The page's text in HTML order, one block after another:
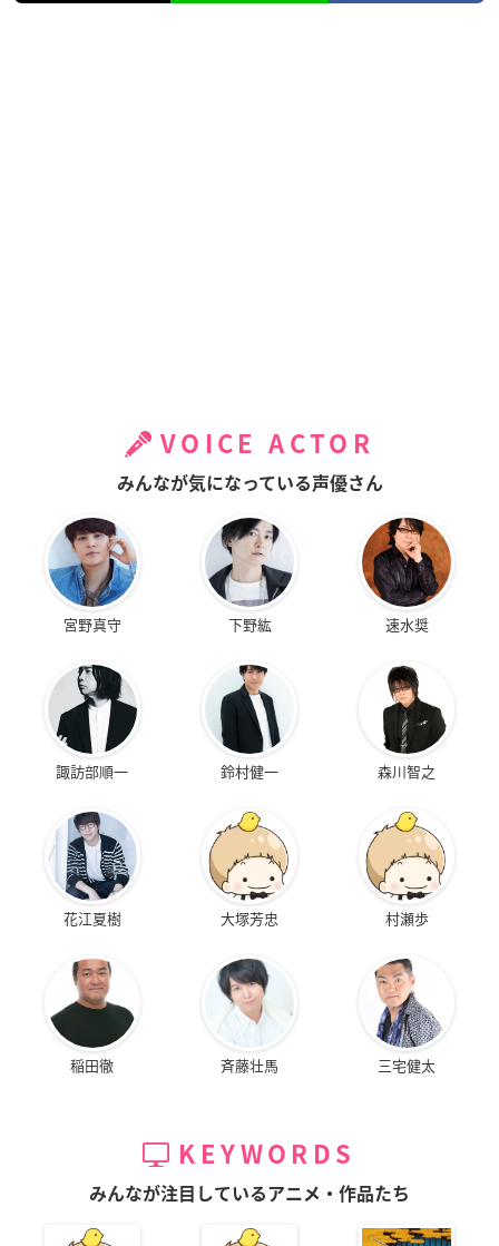
VOICE ACTOR
みんなが気になっている声優さん
宮野真守 下野紘 速水奨
諏訪部順一 鈴村健一 森川智之
花江夏樹 大塚芳忠 村瀬歩
稲田徹 斉藤壮馬 三宅健太
KEYWORDS
みんなが注目しているアニメ・作品たち